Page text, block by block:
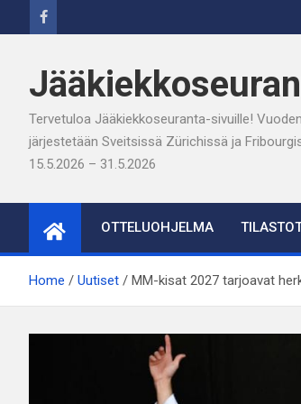
to
Tervetuloa Jääkiekkoseuranta-sivuille!
järjestetään Sveitsissä Zürichissä ja
15.5.2026 – 31.5.2026
OTTELUOHJELMA
Home Uutiset MM-kisat 2027 tarjoavat